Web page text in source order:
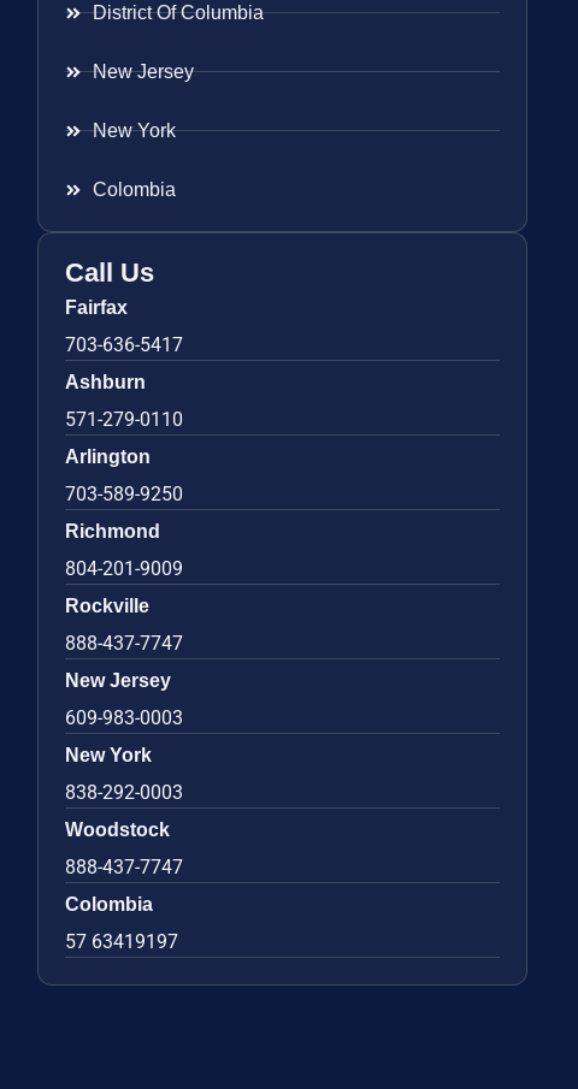
District Of Columbia
New Jersey
New York
Colombia
Call Us
Fairfax
703-636-5417
Ashburn
571-279-0110
Arlington
703-589-9250
Richmond
804-201-9009
Rockville
888-437-7747
New Jersey
609-983-0003
New York
838-292-0003
Woodstock
888-437-7747
Colombia
57 63419197